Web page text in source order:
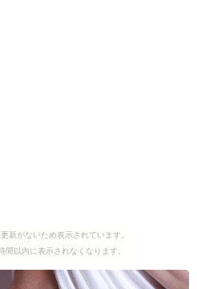
新がないため表示されています。
間以内に表示されなくなります。